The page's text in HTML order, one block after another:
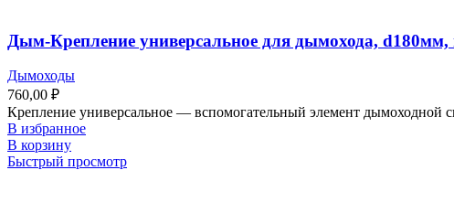
Дым-Крепление универсальное для дымохода,
Дымоходы
760,00 ₽
Крепление универсальное — вспомогательный элемент дымоходной
В избранное
В корзину
Быстрый просмотр